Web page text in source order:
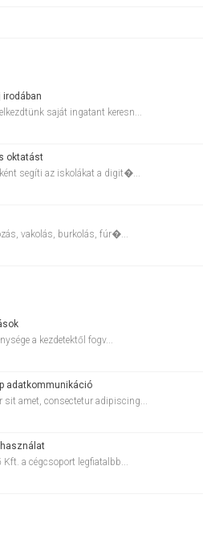
irodában
saját ingatant keresn...
oktatást
segíti az iskolákat a digit�...
vakolás, burkolás, fúr�...
a kezdetektől fogv...
adatkommunikáció
sit amet, consectetur adipiscing...
Kft. a cégcsoport legfiatalbb...